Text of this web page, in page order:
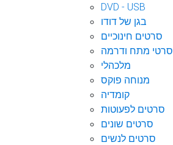
DVD - USB
בגן של דודו
סרטים חינוכיים
סרטי מתח ודרמה
מלכהלי
מנוחה פוקס
קומדיה
סרטים לפעוטות
סרטים שונים
סרטים לנשים